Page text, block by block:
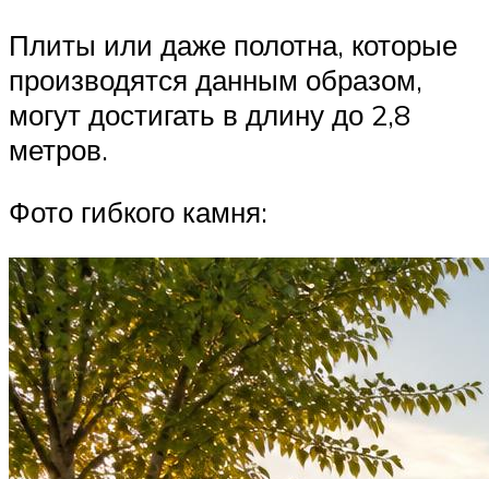
Плиты или даже полотна, которые
производятся данным образом,
могут достигать в длину до 2,8
метров.
Фото гибкого камня: